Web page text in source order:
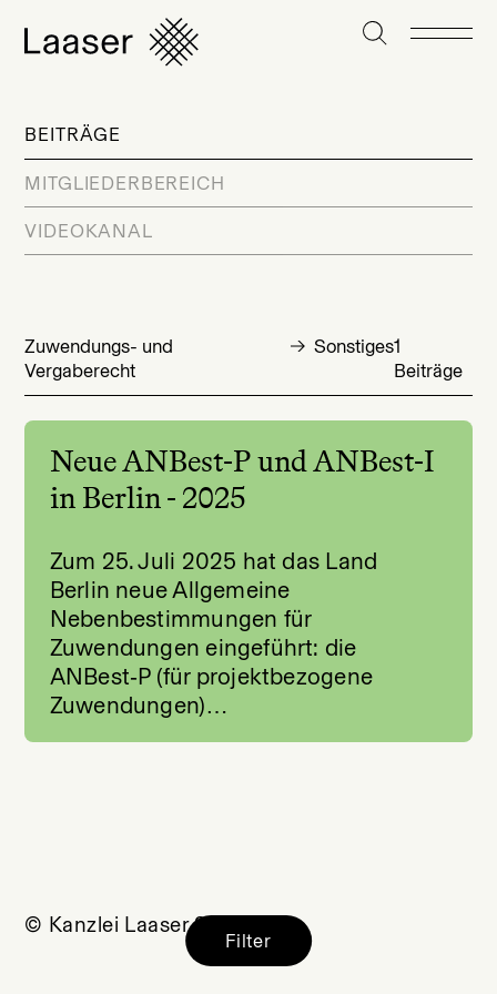
BEITRÄGE
MITGLIEDERBEREICH
VIDEOKANAL
Zuwendungs- und
Vergaberecht
Sonstiges1
Beiträge
Neue ANBest-P und ANBest-I
in Berlin - 2025
Zum 25. Juli 2025 hat das Land
Berlin neue Allgemeine
Nebenbestimmungen für
Zuwendungen eingeführt: die
ANBest‑P (für projektbezogene
Zuwendungen)…
Filter
© Kanzlei Laaser 2026